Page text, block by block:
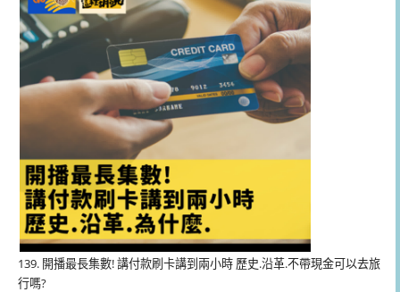
器
139. 開播最長集數! 講付款刷卡講到兩小時 歷史.沿革.不帶現金可以去旅
行嗎?